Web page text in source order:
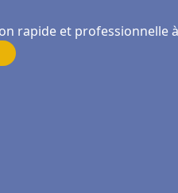
rapide et professionnelle